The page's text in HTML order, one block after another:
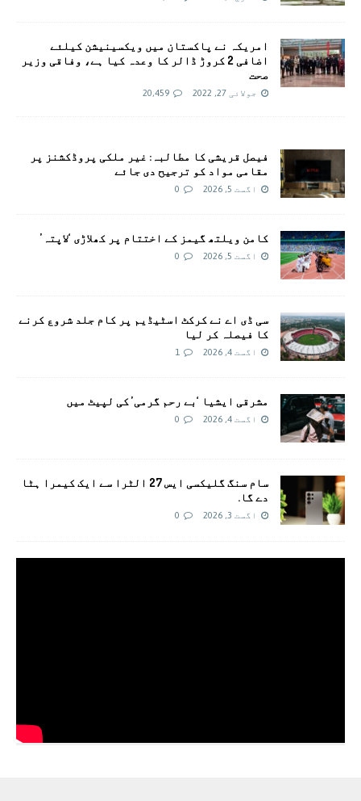
امريکہ نے پاکستان میں ویکسینیشن کیلئے
اضافی 2 کروڑ ڈالر کا وعدہ کیا ہے، وفاقی وزیر
صحت
جولائی 27, 2022 20,459
فیصل قریشی کا مطالبہ: غیر ملکی پروڈکشنز پر
مقامی مواد کو ترجیح دی جائے
اگست 5, 2026 0
کامن ویلتھ گیمز کے اختتام پر کھلاڑی ‘لاپتہ’
اگست 5, 2026 0
سی ڈی اے نے کرکٹ اسٹیڈیم پر کام جلد شروع کرنے
کا فیصلہ کر لیا
اگست 4, 2026 1
مشرقی ایشیا ‘بے رحم گرمی’ کی لپیٹ میں
اگست 4, 2026 0
سام سنگ گلیکسی ایس 27 الٹرا سے ایک کیمرا ہٹا
دے گا.
اگست 3, 2026 0